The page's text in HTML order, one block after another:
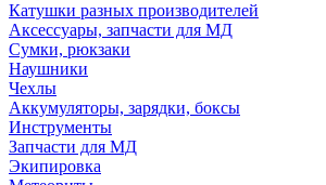
Катушки разных производителей
Аксессуары, запчасти для МД
Сумки, рюкзаки
Наушники
Чехлы
Аккумуляторы, зарядки, боксы
Инструменты
Запчасти для МД
Экипировка